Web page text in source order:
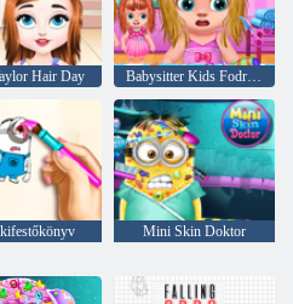
Hair Day Babysitter Kids Fodrászat
Mini Skin Doktor